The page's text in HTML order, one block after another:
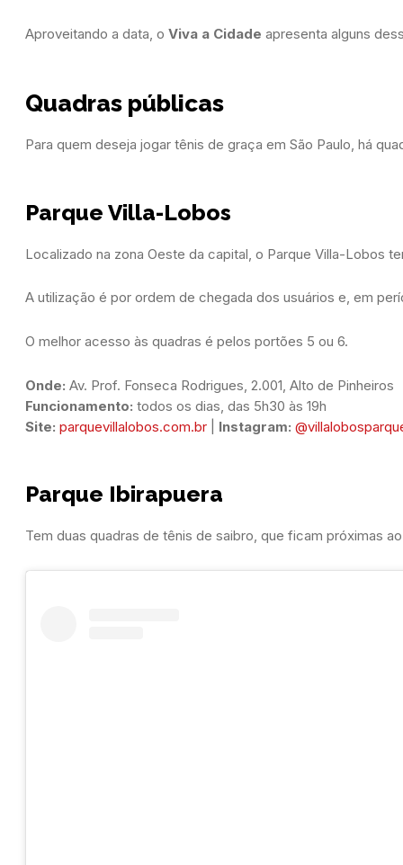
Aproveitando a data, o Viva a Cidade apresenta alguns
Quadras públicas
Para quem deseja jogar tênis de graça em São Paulo, há
Parque Villa-Lobos
Localizado na zona Oeste da capital, o Parque Villa-Lobos
A utilização é por ordem de chegada dos usuários e, em
O melhor acesso às quadras é pelos portões 5 ou 6.
Onde: Av. Prof. Fonseca Rodrigues, 2.001, Alto de Pinheiros
Funcionamento: todos os dias, das 5h30 às 19h
Site: parquevillalobos.com.br Instagram:
Parque Ibirapuera
Tem duas quadras de tênis de saibro, que ficam próximas